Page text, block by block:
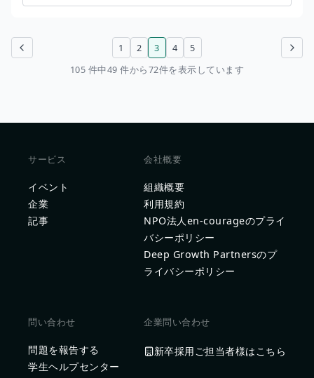
前のページ 次のページ
1 2 3 4
5
105 件中49 件から72件を表示しています
サービス
イベント
企業
記事
会社概要
組織概要
利用規約
NPO法人en-courageのプライ
バシーポリシー
Deep Growth Partnersのプ
ライバシーポリシー
問い合わせ
問題を報告する
学生ヘルプセンター
企業問い合わせ
新卒採用ご担当者様はこちら